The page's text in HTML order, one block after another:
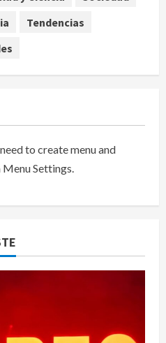
Tendencias
to create menu and
Settings.